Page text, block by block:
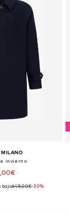
invierno
S, M-L, XL
bajo:649,00€-30%